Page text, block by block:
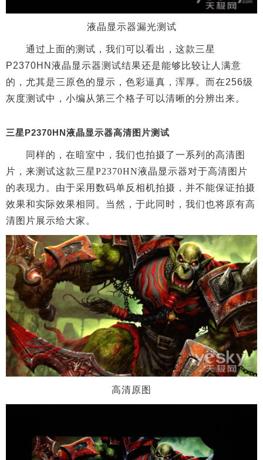
液晶显示器漏光测试
通过上面的测试，我们可以看出，这款三星
P2370HN液晶显示器测试结果还是能够比较让人满意
的，尤其是三原色的显示，色彩逼真，浑厚。而在256级
灰度测试中，小编从第三个格子可以清晰的分辨出来。
三星P2370HN液晶显示器高清图片测试
同样的，在暗室中，我们也拍摄了一系列的高清图
片，来测试这款三星P2370HN液晶显示器对于高清图片
的表现力。由于采用数码单反相机拍摄，并不能保证拍摄
效果和实际效果相同。当然，于此同时，我们也将原有高
清图片展示给大家。
高清原图